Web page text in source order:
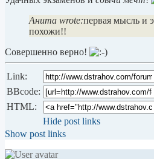
Анита wrote:первая мысль и
похожи!!
Совершенно верно!
Link:
BBcode:
HTML:
Hide post links
Show post links